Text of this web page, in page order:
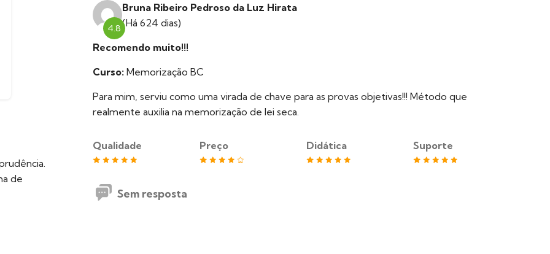
de
4.8
Bruna Ribeiro Pedroso da Luz Hirata
(Há 624 dias)
Recomendo muito!!!
Curso:Memorização BC
Para mim, serviu como uma virada de chave para as provas objetivas!!! Método que
realmente auxilia na memorização de lei seca.
Qualidade Preço Didática Suporte
Sem resposta